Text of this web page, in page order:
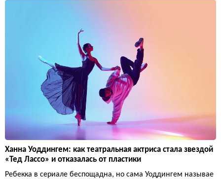
Ханна Уоддингем: как театральная актриса стала звездой
«Тед Лассо» и отказалась от пластики
Ребекка в сериале беспощадна, но сама Уоддингем называе